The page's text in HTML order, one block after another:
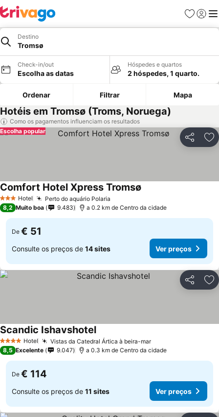
Favoritos
Iniciar
Destino
Tromsø
Check-in/out
Escolha as datas
Hóspedes e quartos
2 hóspedes, 1 quarto.
Ordenar Filtrar Mapa
Hotéis em Tromsø (Troms, Noruega)
Como os pagamentos influenciam os resultados
Partilhar
Escolha popular
3 EstrelasHotel Perto do aquário Polaria
Comfort Hotel Xpress Tromsø
8,2 Muito boa 9.483 a 0.2 km de Centro da cidade
De € 51
Consulte os preços de 14 sites Ver preços
Partilhar
4 EstrelasHotel Vistas da Catedral Ártica à beira-mar
Scandic Ishavshotel
8,5 Excelente 9.047 a 0.3 km de Centro da cidade
De € 114
Consulte os preços de 11 sites Ver preços